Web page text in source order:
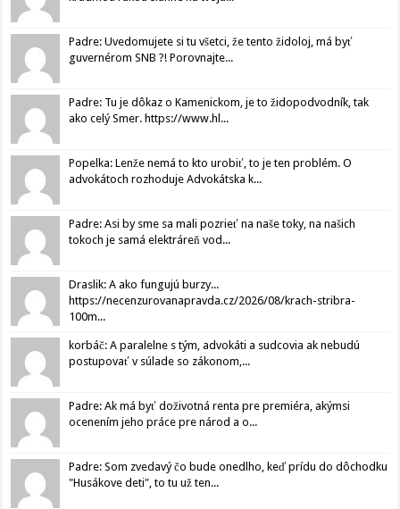
Padre: Uvedomujete si tu všetci, že tento židoloj, má byť
guvernérom SNB ?! Porovnajte...
Padre: Tu je dôkaz o Kamenickom, je to židopodvodník, tak
ako celý Smer. https://www.hl...
Popelka: Lenže nemá to kto urobiť, to je ten problém. O
advokátoch rozhoduje Advokátska k...
Padre: Asi by sme sa mali pozrieť na naše toky, na našich
tokoch je samá elektráreň vod...
Draslik: A ako fungujú burzy...
https://necenzurovanapravda.cz/2026/08/krach-stribra-
100m...
korbáč: A paralelne s tým, advokáti a sudcovia ak nebudú
postupovať v súlade so zákonom,...
Padre: Ak má byť doživotná renta pre premiéra, akýmsi
ocenením jeho práce pre národ a o...
Padre: Som zvedavý čo bude onedlho, keď prídu do dôchodku
"Husákove deti", to tu už ten...